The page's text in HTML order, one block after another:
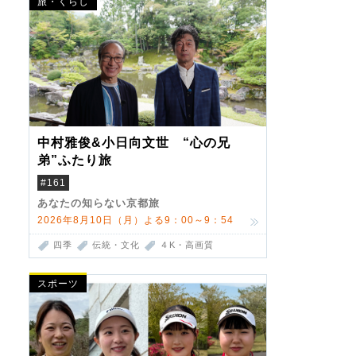
中村雅俊&小日向文世 “心の兄
弟”ふたり旅
#161
あなたの知らない京都旅
2026年8月10日（月）よる9：00～9：54
四季 伝統・文化 ４K・高画質
スポーツ